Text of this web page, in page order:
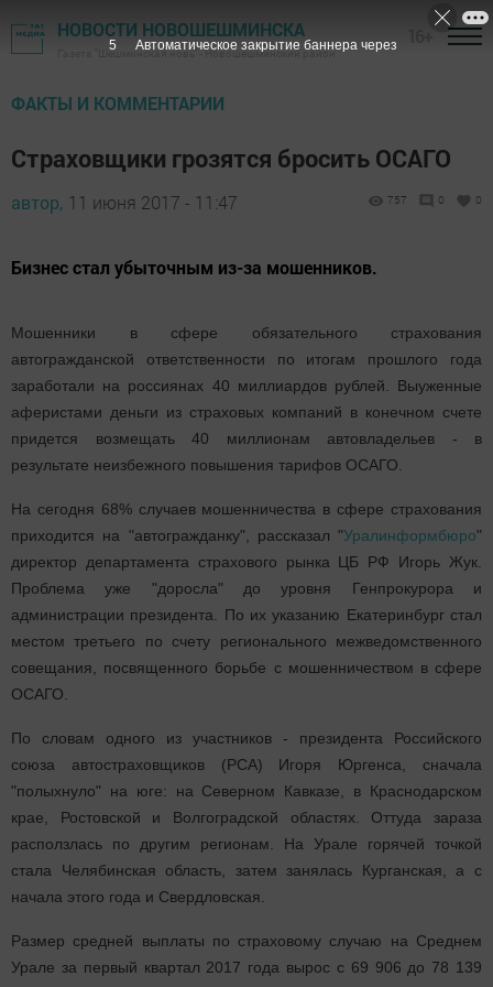
НОВОСТИ НОВОШЕШМИНСКА
Газета "Шешминская новь" - Новошешминский район
ФАКТЫ И КОММЕНТАРИИ
Страховщики грозятся бросить ОСАГО
автор, 11 июня 2017 - 11:47 757 0 0
Бизнес стал убыточным из-за мошенников.
Мошенники в сфере обязательного страхования
автогражданской ответственности по итогам прошлого года
заработали на россиянах 40 миллиардов рублей. Выуженные
аферистами деньги из страховых компаний в конечном счете
придется возмещать 40 миллионам автовладельев - в
результате неизбежного повышения тарифов ОСАГО.
На сегодня 68% случаев мошенничества в сфере страхования
приходится на "автогражданку", рассказал "Уралинформбюро"
директор департамента страхового рынка ЦБ РФ Игорь Жук.
Проблема уже "доросла" до уровня Генпрокурора и
администрации президента. По их указанию Екатеринбург стал
местом третьего по счету регионального межведомственного
совещания, посвященного борьбе с мошенничеством в сфере
ОСАГО.
По словам одного из участников - президента Российского
союза автостраховщиков (РСА) Игоря Юргенса, сначала
"полыхнуло" на юге: на Северном Кавказе, в Краснодарском
крае, Ростовской и Волгоградской областях. Оттуда зараза
расползлась по другим регионам. На Урале горячей точкой
стала Челябинская область, затем занялась Курганская, а с
начала этого года и Свердловская.
Размер средней выплаты по страховому случаю на Среднем
Урале за первый квартал 2017 года вырос с 69 906 до 78 139
4 Автоматическое закрытие баннера через